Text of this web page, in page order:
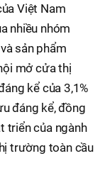
Việt Nam
nhiều nhóm
sản phẩm
mở cửa thị
kể của 3,1%
đáng kể, đồng
triển của ngành
trường toàn cầu